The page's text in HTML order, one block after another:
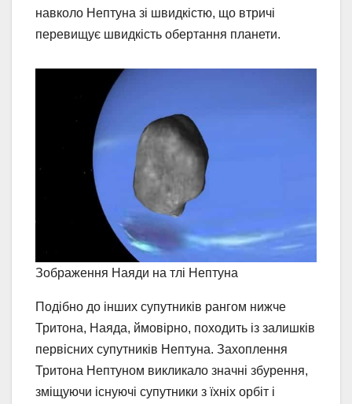
навколо Нептуна зі швидкістю, що втричі
перевищує швидкість обертання планети.
Зображення Наяди на тлі Нептуна
Подібно до інших супутників рангом нижче
Тритона, Наяда, ймовірно, походить із залишків
первісних супутників Нептуна. Захоплення
Тритона Нептуном викликало значні збурення,
зміщуючи існуючі супутники з їхніх орбіт і